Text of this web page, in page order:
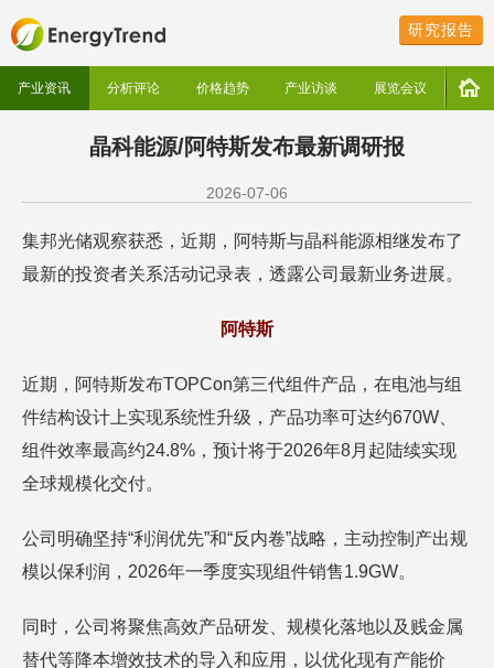
研究报告
产业资讯 分析评论 价格趋势 产业访谈 展览会议
晶科能源/阿特斯发布最新调研报
2026-07-06
集邦光储观察获悉，近期，阿特斯与晶科能源相继发布了
最新的投资者关系活动记录表，透露公司最新业务进展。
阿特斯
近期，阿特斯发布TOPCon第三代组件产品，在电池与组
件结构设计上实现系统性升级，产品功率可达约670W、
组件效率最高约24.8%，预计将于2026年8月起陆续实现
全球规模化交付。
公司明确坚持“利润优先”和“反内卷”战略，主动控制产出规
模以保利润，2026年一季度实现组件销售1.9GW。
同时，公司将聚焦高效产品研发、规模化落地以及贱金属
替代等降本增效技术的导入和应用，以优化现有产能价